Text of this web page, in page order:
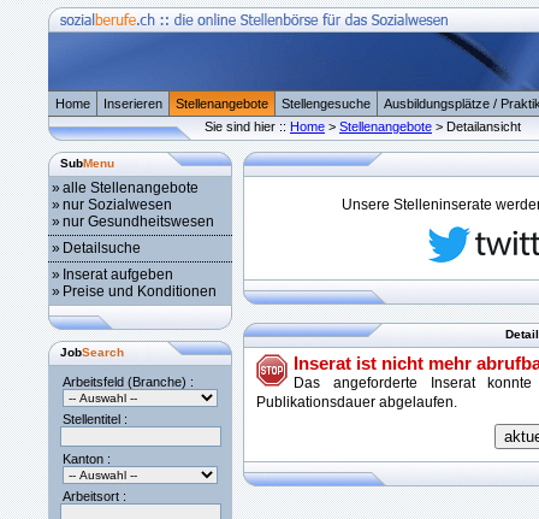
Home Inserieren Stellenangebote Stellengesuche
Ausbildungsplätze /
Sie sind hier :: Home > Stellenangebote > Detailansicht
SubMenu
»alle Stellenangebote
»nur Sozialwesen
»nur Gesundheitswesen
» Detailsuche
» Inserat aufgeben
» Preise und Konditionen
JobSearch
Arbeitsfeld (Branche) :
Stellentitel :
Kanton :
Arbeitsort :
Unsere Stelleninserate
Inserat ist nicht mehr
Das angeforderte Inserat
Publikationsdauer abgelaufen.